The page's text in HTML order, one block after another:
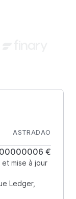
ASTRADAO
€
et mise à jour
Ledger,